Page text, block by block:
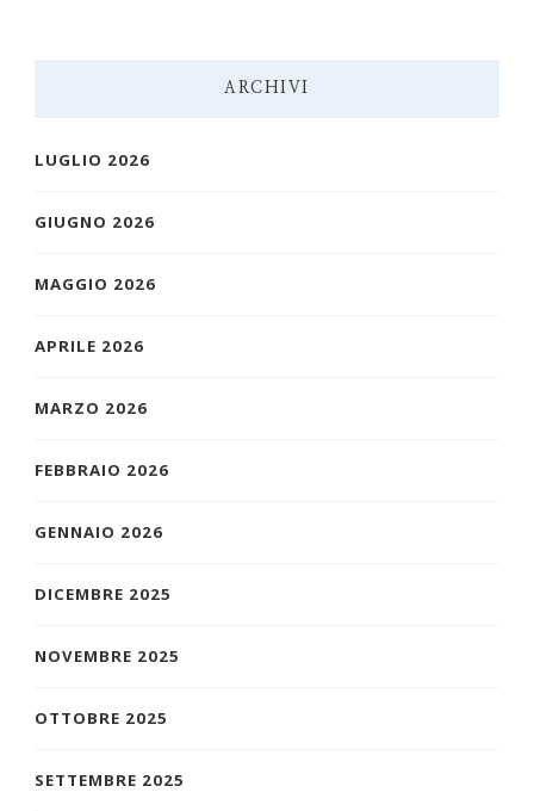
ARCHIVI
LUGLIO 2026
GIUGNO 2026
MAGGIO 2026
APRILE 2026
MARZO 2026
FEBBRAIO 2026
GENNAIO 2026
DICEMBRE 2025
NOVEMBRE 2025
OTTOBRE 2025
SETTEMBRE 2025